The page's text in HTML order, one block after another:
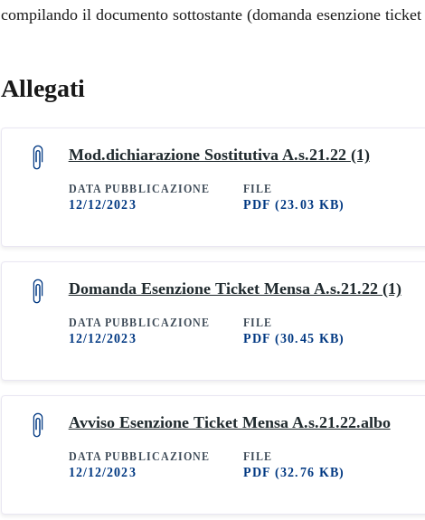
compilando il documento sottostante (domanda esenzione ticket
Allegati
Mod.dichiarazione Sostitutiva A.s.21.22 (1)
DATA PUBBLICAZIONE
12/12/2023
FILE
PDF(23.03 KB)
Domanda Esenzione Ticket Mensa A.s.21.22 (1)
DATA PUBBLICAZIONE
12/12/2023
FILE
PDF(30.45 KB)
Avviso Esenzione Ticket Mensa A.s.21.22.albo
DATA PUBBLICAZIONE
12/12/2023
FILE
PDF(32.76 KB)